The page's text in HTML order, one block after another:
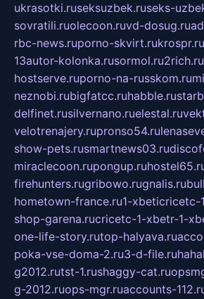
ukrasotki.ruseksuzbek.ruseks-
sovratili.ruolecoon.ruvd-dosug.ru
rbc-news.ruporno-skvirt.rukrospr.ru
13autor-kolonka.rusormol.ru2rich.ru
hostserve.ruporno-na-russkom.ru
neznobi.rubigfatcc.ruhabble.ru
delfinet.rusilvernano.ruelestal.ru
velotrenajery.rupronso54.ru
show-pets.rusmartnews03.ru
miraclecoon.rupongup.ru
firehunters.rugribowo.rugnalis.ru
hometown-france.ru1-xbeticricetc-
shop-garena.rucricetc-1-xbetr-1-
one-life-story.rutop-halyava.ru
poka-vse-doma-2.ru3-d-file.ru
g2012.rutst-1.rushaggy-cat.ru
g-2012.ruops-mgr.ruaccounts-